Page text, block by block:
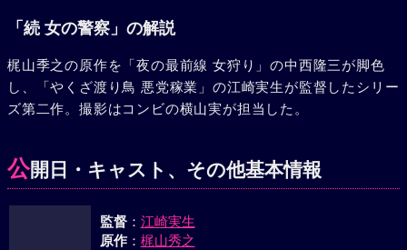
に売りとばす算段をしていた。そんな折、韓国の実業家崔
藤倉の合法的ないやがらせは、お客を店に寄せつけなかっ
た。そして悪辣な阿久根は、久美の心中事件のからくりを崔
父娘にも行なおうとしていた。それは注射で二人を眠らせ、
根を洗っていた早崎の機転で篝に知らされた。やがて、阿久
根と藤倉は篝と次郎のリンチに会い、警察に挙げられた。
「続 女の警察」の解説
梶山季之の原作を「夜の最前線 女狩り」の中西隆三が脚色
し、「やくざ渡り鳥 悪党稼業」の江崎実生が監督したシリー
ズ第二作。撮影はコンビの横山実が担当した。
公開日・キャスト、その他基本情報
監督： 江崎実生
原作： 梶山秀之